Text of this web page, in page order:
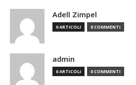
Adell Zimpel
0 ARTICOLI 0 COMMENTI
admin
0 ARTICOLI 0 COMMENTI